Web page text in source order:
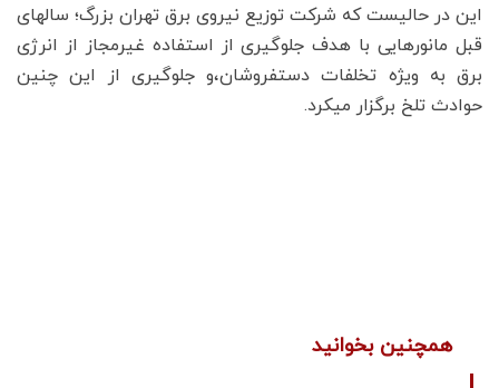
این در حالیست که شرکت توزیع نیروی برق تهران بزرگ؛ سالهای
قبل مانورهایی با هدف جلوگیری از استفاده غیرمجاز از انرژی
برق به ویژه تخلفات دستفروشان،و جلوگیری از این چنین
حوادث تلخ برگزار میکرد.
همچنین بخوانید